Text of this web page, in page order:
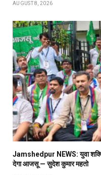
AUGUST 8, 2026
Jamshedpur NEWS: युवा
देगा आजसू — सुदेश कुमार महतो